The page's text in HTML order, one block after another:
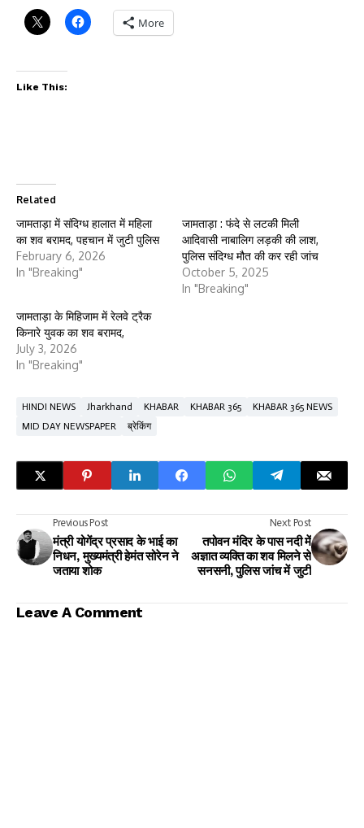
More
Like This:
Related
जामताड़ा में संदिग्ध हालात में महिला
का शव बरामद, पहचान में जुटी पुलिस
February 6, 2026
In "Breaking"
जामताड़ा : फंदे से लटकी मिली
आदिवासी नाबालिग लड़की की लाश,
पुलिस संदिग्ध मौत की कर रही जांच
October 5, 2025
In "Breaking"
जामताड़ा के मिहिजाम में रेलवे ट्रैक
किनारे युवक का शव बरामद,
July 3, 2026
In "Breaking"
HINDI NEWS Jharkhand KHABAR KHABAR 365
KHABAR 365 NEWS
MID DAY NEWSPAPER
ब्रेकिंग
Previous Post
मंत्री योगेंद्र प्रसाद के भाई का
निधन, मुख्यमंत्री हेमंत सोरेन ने
जताया शोक
Next Post
तपोवन मंदिर के पास नदी में
अज्ञात व्यक्ति का शव मिलने से
सनसनी, पुलिस जांच में जुटी
Leave A Comment